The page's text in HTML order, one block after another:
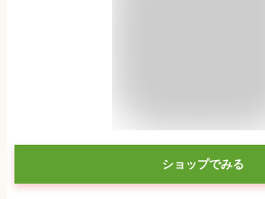
ショップでみる